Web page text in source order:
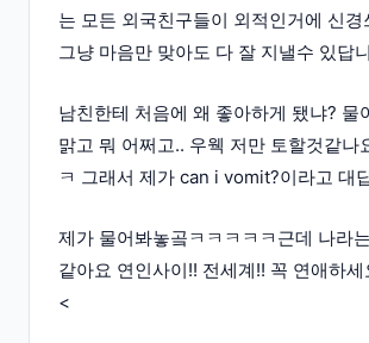
는 모든 외국친구들이 외적인거에 신경
그냥 마음만 맞아도 다 잘 지낼수 있답
남친한테 처음에 왜 좋아하게 됐냐? 물
맑고 뭐 어쩌고.. 우웩 저만 토할것같나
ㅋ 그래서 제가 can i vomit?이라고 대
제가 물어봐놓곸ㅋㅋㅋㅋㅋ근데 나라
같아요 연인사이!! 전세계!! 꼭 연애하
<